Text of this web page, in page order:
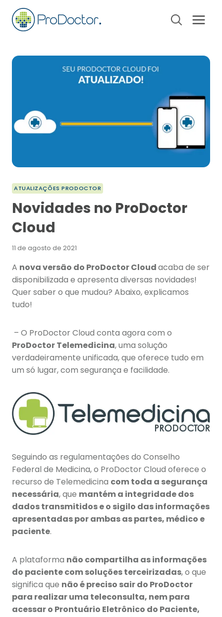
Pular
para
ATUALIZAÇÕES PRODOCTOR
Novidades no ProDoctor
Cloud
11 de agosto de 2021
A nova versão do ProDoctor Cloudacaba de ser
disponibilizada e apresenta diversas novidades!
Quer saber o que mudou? Abaixo, explicamos
tudo!
– O ProDoctor Cloud conta agora com o
ProDoctor Telemedicina, uma solução
verdadeiramente unificada, que oferece tudo em
um só lugar, com segurança e facilidade.
Seguindo as regulamentações do Conselho
Federal de Medicina, o ProDoctor Cloud oferece o
recurso de Telemedicina com toda a segurança
necessária, que mantém a integridade dos
dados transmitidos e o sigilo das informações
apresentadas por ambas as partes, médico e
paciente.
A plataforma não compartilha as informações
do paciente com soluções terceirizadas, o que
significa que não é preciso sair do ProDoctor
para realizar uma teleconsulta, nem para
acessar o Prontuário Eletrônico do Paciente,